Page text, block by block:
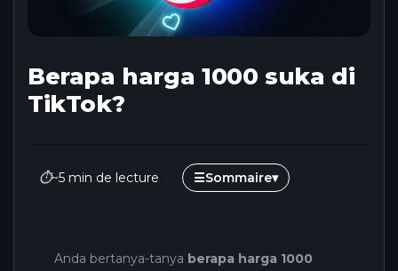
Berapa harga 1000 suka di
TikTok?
⏱~5 min de lecture ☰Sommaire▾
Anda bertanya-tanya berapa harga 1000